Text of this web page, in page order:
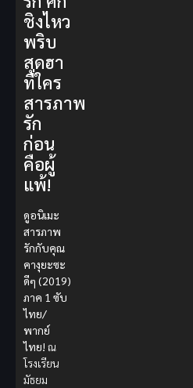
ชิงไหว
พริบ
สุดฮา
ที่ใคร
สารภาพ
รัก
ก่อน
คือผู้
แพ้!
ดูอนิเมะ
สารภาพ
รักกับคุณ
คางุยะซะ
ดีๆ (2019)
ภาค 1 ซับ
ไทย/
พากย์
ไทย! ณ
โรงเรียน
มัธยม